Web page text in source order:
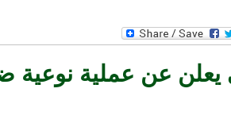
عن عملية نوعية ضد